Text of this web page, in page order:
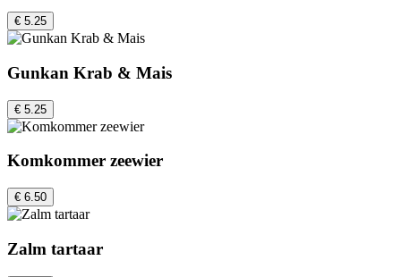
€ 5.25
Gunkan Krab & Mais
€ 5.25
Komkommer zeewier
€ 6.50
Zalm tartaar